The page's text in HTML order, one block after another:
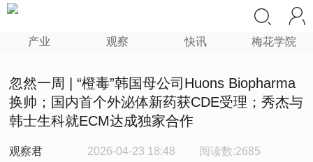
产业 观察 快讯 梅花学院
忽然一周 | “橙毒”韩国母公司Huons Biopharma
换帅；国内首个外泌体新药获CDE受理；秀杰与
韩士生科就ECM达成独家合作
观察君 2026-04-23 18:48 阅读数:2685